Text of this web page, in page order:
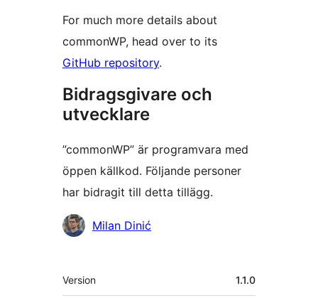
For much more details about
commonWP, head over to its
GitHub repository.
Bidragsgivare och
utvecklare
”commonWP” är programvara med
öppen källkod. Följande personer
har bidragit till detta tillägg.
BidragandeMilan Dinić
Meta
Version 1.1.0